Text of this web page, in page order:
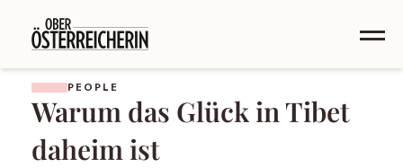
PEOPLE
Warum das Glück in Tibet
daheim ist